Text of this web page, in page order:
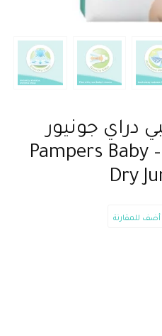
دراي جونيور
مقاس 5 ، 76 حبة – Pampers Baby
Dry
أضف للمقارنة